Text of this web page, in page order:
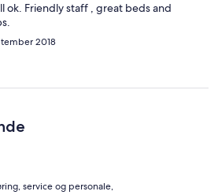
ok. Friendly staff , great beds and
2018
service og personale,